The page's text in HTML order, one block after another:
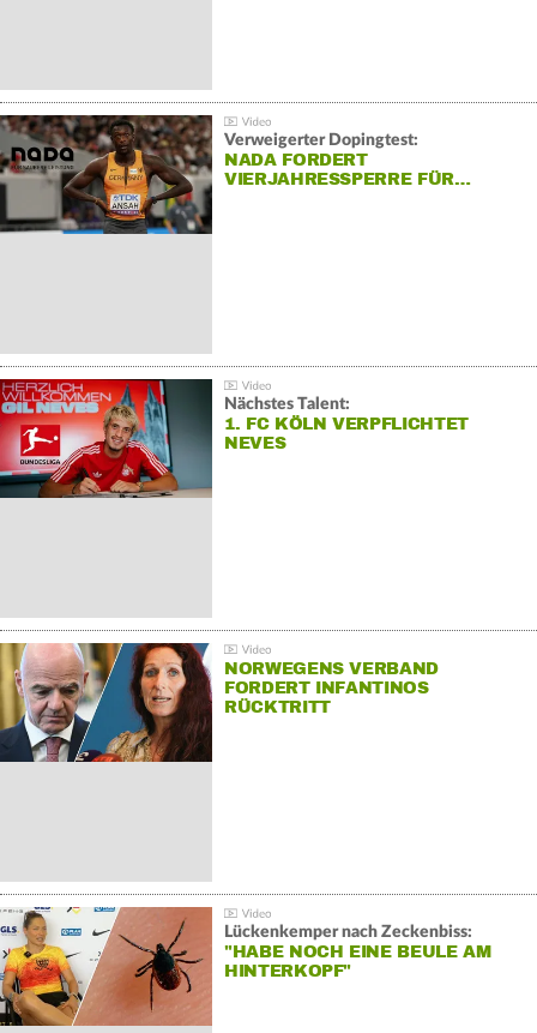
Verweigerter Dopingtest:
NADA FORDERT
VIERJAHRESSPERRE FÜR…
Nächstes Talent:
1. FC KÖLN VERPFLICHTET
NEVES
NORWEGENS VERBAND
FORDERT INFANTINOS
RÜCKTRITT
Lückenkemper nach Zeckenbiss:
"HABE NOCH EINE BEULE AM
HINTERKOPF"